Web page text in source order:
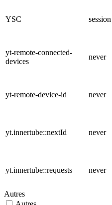
YSC session
yt-remote-connected-
devices
never
yt-remote-device-id never
yt.innertube::nextId never
yt.innertube::requests never
Autres